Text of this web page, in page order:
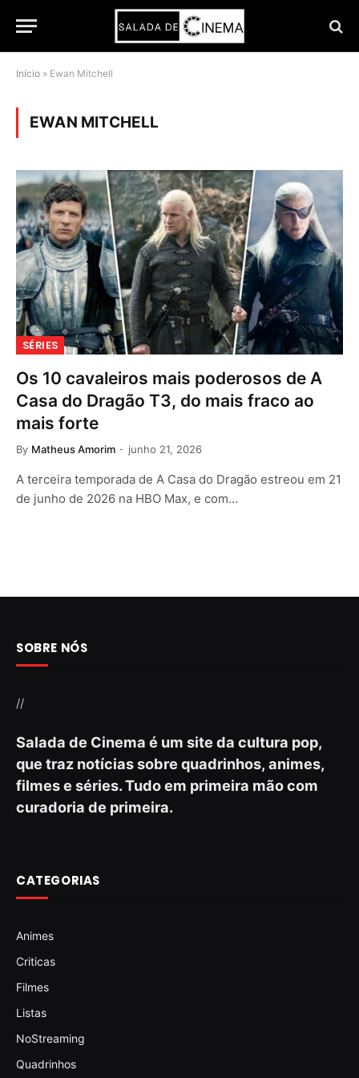
Início » Ewan Mitchell
EWAN MITCHELL
SÉRIES
Os 10 cavaleiros mais poderosos de A
Casa do Dragão T3, do mais fraco ao
mais forte
By Matheus Amorim junho 21, 2026
A terceira temporada de A Casa do Dragão estreou em 21
de junho de 2026 na HBO Max, e com…
SOBRE NÓS
//
Salada de Cinema é um site da cultura pop,
que traz notícias sobre quadrinhos, animes,
filmes e séries. Tudo em primeira mão com
curadoria de primeira.
CATEGORIAS
Animes
Criticas
Filmes
Listas
NoStreaming
Quadrinhos